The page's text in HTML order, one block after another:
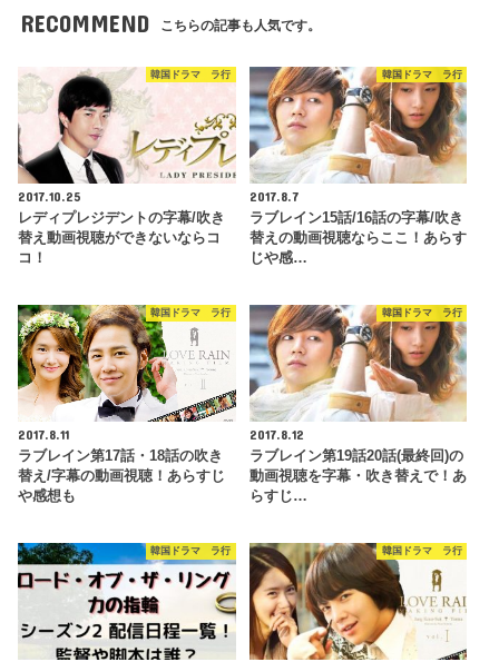
RECOMMEND こちらの記事も人気です。
韓国ドラマ ラ行
2017.10.25
レディプレジデントの字幕/吹き
替え動画視聴ができないならコ
コ！
韓国ドラマ ラ行
2017.8.7
ラブレイン15話/16話の字幕/吹き
替えの動画視聴ならここ！あらす
じや感…
韓国ドラマ ラ行
2017.8.11
ラブレイン第17話・18話の吹き
替え/字幕の動画視聴！あらすじ
や感想も
韓国ドラマ ラ行
2017.8.12
ラブレイン第19話20話(最終回)の
動画視聴を字幕・吹き替えで！あ
らすじ…
韓国ドラマ ラ行 韓国ドラマ ラ行